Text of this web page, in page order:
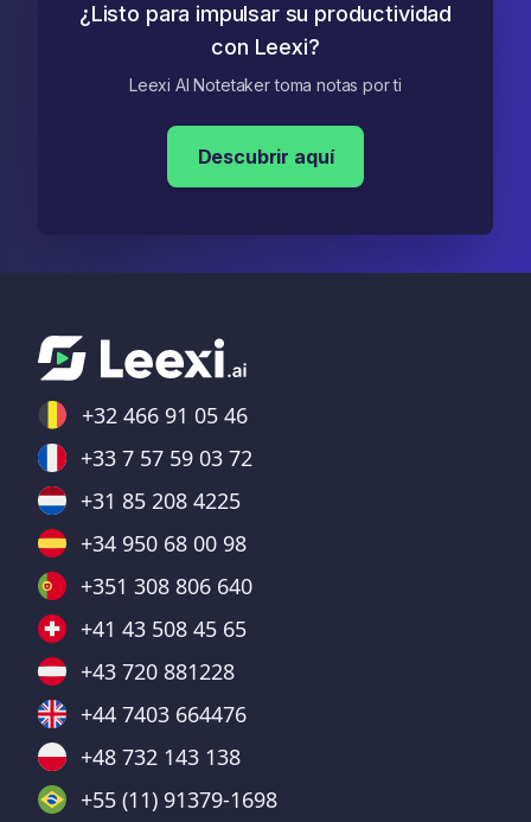
¿Listo para impulsar su productividad
con Leexi?
Leexi AI Notetaker toma notas por ti
Descubrir aquí
+32 466 91 05 46
+33 7 57 59 03 72
+31 85 208 4225
+34 950 68 00 98
+351 308 806 640
+41 43 508 45 65
+43 720 881228
+44 7403 664476
+48 732 143 138
+55 (11) 91379-1698